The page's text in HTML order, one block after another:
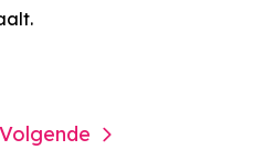
Volgende